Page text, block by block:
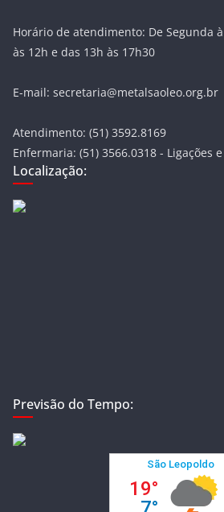
Horário de atendimento: De Segunda
às 12h e das 13h às 17h30
E-mail: secretaria@metalsaoleo.org.br
Atendimento: (51) 3592.8169
Enfermaria: (51) 3566.0318 - Ligações
Localização:
Previsão do Tempo: